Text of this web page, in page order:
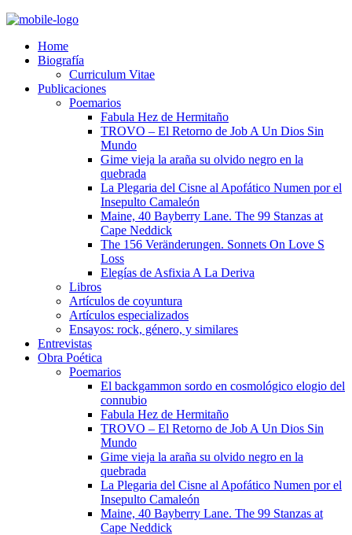
Home
Biografía
Curriculum Vitae​
Publicaciones
Poemarios
Fabula Hez de Hermitaño
TROVO – El Retorno de Job A Un Dios Sin
Mundo
Gime vieja la araña su olvido negro en la
quebrada
La Plegaria del Cisne al Apofático Numen por el
Insepulto Camaleón
Maine, 40 Bayberry Lane. The 99 Stanzas at
Cape Neddick
The 156 Veränderungen. Sonnets On Love S
Loss
Elegías de Asfixia A La Deriva
Libros
Artículos de coyuntura
Artículos especializados
Ensayos: rock, género, y similares
Entrevistas
Obra Poética
Poemarios
El backgammon sordo en cosmológico elogio del
connubio
Fabula Hez de Hermitaño
TROVO – El Retorno de Job A Un Dios Sin
Mundo
Gime vieja la araña su olvido negro en la
quebrada
La Plegaria del Cisne al Apofático Numen por el
Insepulto Camaleón
Maine, 40 Bayberry Lane. The 99 Stanzas at
Cape Neddick